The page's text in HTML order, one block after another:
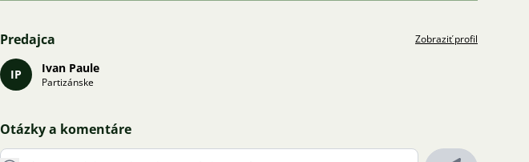
Predajca Zobraziť profil
IP Ivan Paule
Partizánske
Otázky a komentáre